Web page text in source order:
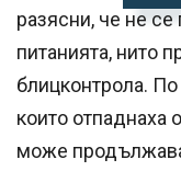
разясни, че не
питанията, нито
блицконтрола.
които отпаднаха
може